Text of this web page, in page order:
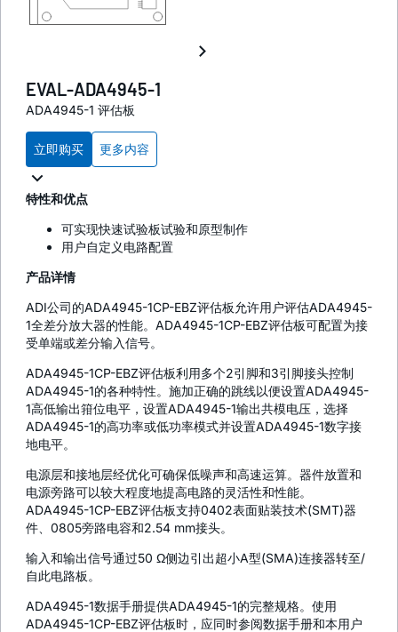
EVAL-ADA4945-1
ADA4945-1 评估板
立即购买 更多内容
特性和优点
可实现快速试验板试验和原型制作
用户自定义电路配置
产品详情
ADI公司的ADA4945-1CP-EBZ评估板允许用户评估ADA4945-
1全差分放大器的性能。ADA4945-1CP-EBZ评估板可配置为接
受单端或差分输入信号。
ADA4945-1CP-EBZ评估板利用多个2引脚和3引脚接头控制
ADA4945-1的各种特性。施加正确的跳线以便设置ADA4945-
1高低输出箝位电平，设置ADA4945-1输出共模电压，选择
ADA4945-1的高功率或低功率模式并设置ADA4945-1数字接
地电平。
电源层和接地层经优化可确保低噪声和高速运算。器件放置和
电源旁路可以较大程度地提高电路的灵活性和性能。
ADA4945-1CP-EBZ评估板支持0402表面贴装技术(SMT)器
件、0805旁路电容和2.54 mm接头。
输入和输出信号通过50 Ω侧边引出超小A型(SMA)连接器转至/
自此电路板。
ADA4945-1数据手册提供ADA4945-1的完整规格。使用
ADA4945-1CP-EBZ评估板时，应同时参阅数据手册和本用户